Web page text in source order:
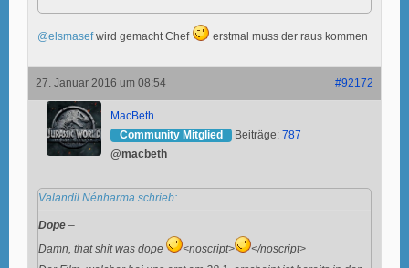
@elsmasefwird gemacht Chef erstmal muss der raus kommen
27. Januar 2016 um 08:54 #92172
MacBeth
Community Mitglied
Beiträge: 787
@macbeth
Valandil Nénharma schrieb:
Dope –
Damn, that shit was dope
<noscript>
</noscript>